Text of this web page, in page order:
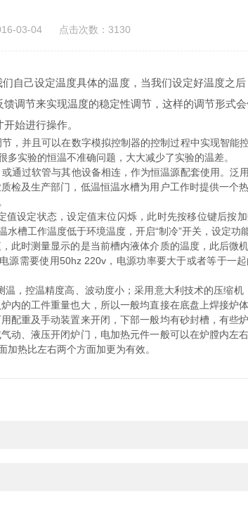
03-04 点击次数：3130
己设定温度具体的温度，当我们设定好温度之后
调节来实现温度的稳定性调节，这样的调节形式
始进行操作。
并且可以在数字模拟控制器的控制过程中实现智能
实验的恒温不准确问题，大大减少了实验的温差。
通过软管与其他设备相连，作为恒温源配套使用。泛
及生产部门，低温恒温水槽为用户工作时提供一个
设定状态，设定值末位闪烁，此时先按移位键后按
槽工作温度低于环境温度，开启“制冷”开关，设定功
时测量显示的是当前槽内液体介质的温度，此后微
需要使用50hz 220v，电源功率要大于或者等于一
，控温精度高、波动度小；采用意大利技术的压缩
的工件重量也大，所以一般均直接在底盘上焊接炉
重及手动装置来开闭，下部一般均有砂封槽，有些
、液压开闭炉门，电加热元件一般可以在炉膛内左
热比左右两个方面加更为有效。